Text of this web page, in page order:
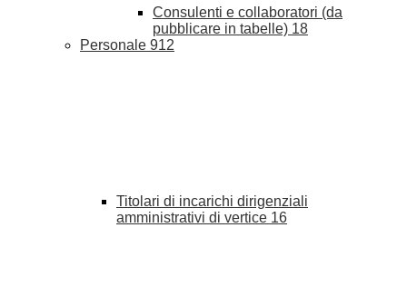
Consulenti e collaboratori (da
pubblicare in tabelle) 18
Personale 912
Titolari di incarichi dirigenziali
amministrativi di vertice 16